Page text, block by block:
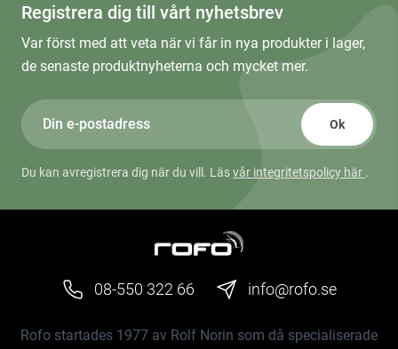
Registrera dig till vårt nyhetsbrev
Var först med att veta när vi får in nya produkter i lager,
de senaste produktnyheterna och mycket mer.
Ok
Du kan avregistrera dig när du vill. Läsvår integritetspolicy här .
08-550 322 66 info@rofo.se
Rofo startades 1977 av Rolf Norin som då specialiserade